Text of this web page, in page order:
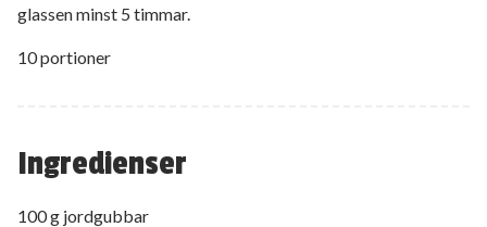
Ingredienser
100 g jordgubbar
glassen minst 5 timmar.
10 portioner